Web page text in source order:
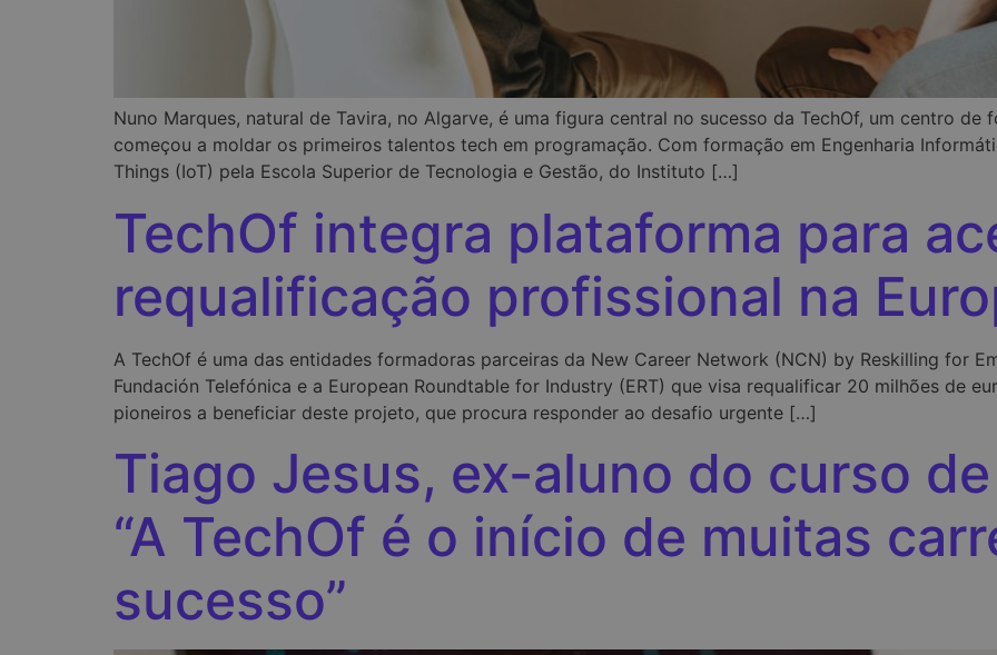
Nuno Marques, natural de Tavira, no Algarve, é uma figura central no sucesso da TechOf, um centro
começou a moldar os primeiros talentos tech em programação. Com formação em Engenharia
Things (IoT) pela Escola Superior de Tecnologia e Gestão, do Instituto […]
TechOf integra plataforma para
requalificação profissional na
A TechOf é uma das entidades formadoras parceiras da New Career Network (NCN) by Reskilling for
Fundación Telefónica e a European Roundtable for Industry (ERT) que visa requalificar 20 milhões de
pioneiros a beneficiar deste projeto, que procura responder ao desafio urgente […]
Tiago Jesus, ex-aluno do curso
“A TechOf é o início de muitas
sucesso”